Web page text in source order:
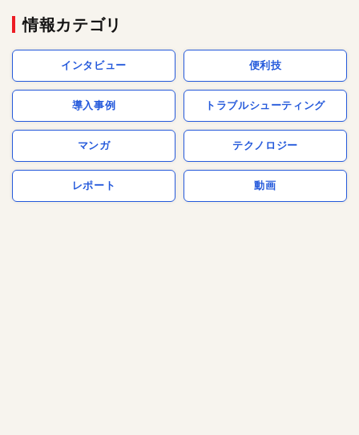
情報カテゴリ
インタビュー 便利技
導入事例 トラブルシューティング
マンガ テクノロジー
レポート 動画